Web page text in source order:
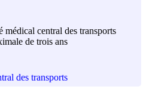
médical central des transports
de trois ans
des transports